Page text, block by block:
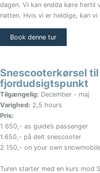
dagen. Vi kan endda køre hertil
natten. Hvis vi er heldige, kan
Book denne tur
Snescooterkørsel
fjordudsigtspunkt
Tilgængelig: December - maj
Varighed: 2,5 hours
Pris:
1 650,- as guide’s passenger
1.650,- på delt snescooter
2 150,- on your own snowmobile
Turen starter med en kurs mod